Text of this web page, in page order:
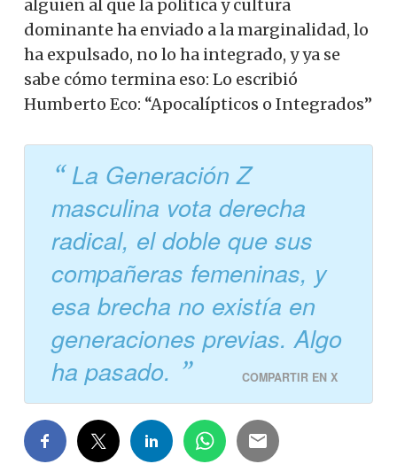
alguien al que la política y cultura
dominante ha enviado a la marginalidad, lo
ha expulsado, no lo ha integrado, y ya se
sabe cómo termina eso: Lo escribió
Humberto Eco: “Apocalípticos o Integrados”
La Generación Z
masculina vota derecha
radical, el doble que sus
compañeras femeninas, y
esa brecha no existía en
generaciones previas. Algo
ha pasado.
COMPARTIR EN X